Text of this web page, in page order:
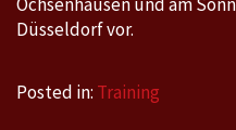
Ochsenhausen und am
Düsseldorf vor.
Posted in: Training